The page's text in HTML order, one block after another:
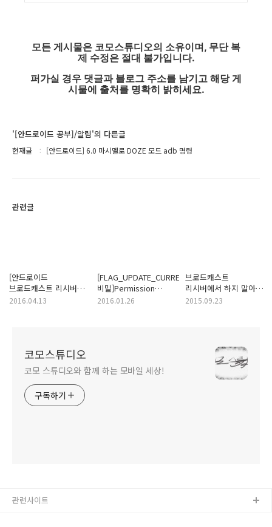
모든 게시물은 코모스튜디오의 소유이며, 무단 복
제 수정은 절대 불가입니다.
퍼가실 경우 댓글과 블로그 주소를 남기고 해당 게
시물에 출처를 명확히 밝히세요.
'[안드로이드 공부]/알림'의 다른글
현재글 [안드로이드] 6.0 마시멜로 DOZE 모드 adb 명령
관련글
[안드로이드
브로드캐스트 리시버
등록 여부 검사]
2016.04.13
[FLAG_UPDATE_CURRENT의
비밀]Permission
Denial: broadcasting
2016.01.26
브로드캐스트
리시버에서 하지 말아야
할 것들
2015.09.23
코모스튜디오
코모 스튜디오와 함께 하는 모바일 세상!
구독하기
관련사이트